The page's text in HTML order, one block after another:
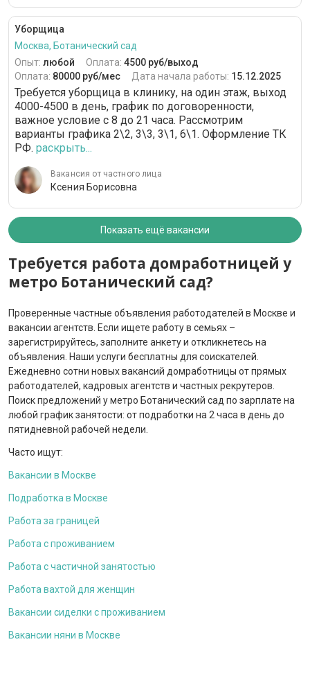
Уборщица
Москва, Ботанический сад
Опыт: любой Оплата: 4500 руб/выход
Оплата: 80000 руб/мес Дата начала работы: 15.12.2025
Требуется уборщица в клинику, на один этаж, выход
4000-4500 в день, график по договоренности,
важное условие с 8 до 21 часа. Рассмотрим
варианты графика 2\2, 3\3, 3\1, 6\1. Оформление ТК
РФ. раскрыть...
Вакансия от частного лица
Ксения Борисовна
Показать ещё вакансии
Требуется работа домработницей у
метро Ботанический сад?
Проверенные частные объявления работодателей в Москве и
вакансии агентств. Если ищете работу в семьях –
зарегистрируйтесь, заполните анкету и откликнетесь на
объявления. Наши услуги бесплатны для соискателей.
Ежедневно сотни новых вакансий домработницы от прямых
работодателей, кадровых агентств и частных рекрутеров.
Поиск предложений у метро Ботанический сад по зарплате на
любой график занятости: от подработки на 2 часа в день до
пятидневной рабочей недели.
Часто ищут:
Вакансии в Москве
Подработка в Москве
Работа за границей
Работа с проживанием
Работа с частичной занятостью
Работа вахтой для женщин
Вакансии сиделки с проживанием
Вакансии няни в Москве